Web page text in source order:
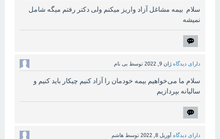
سلام بیمه مشاغل آزاد واریز میکنم ولی دکتر رفتم میگه شامل
نمیشه
دارای دیدگاه ژان 9, 2022 توسط بی نام
سلام ما می‌خواهیم بیمه خودمان را آزاد کنیم چیکار باید کنیم و
سالیانه بپردازیم
دارای دیدگاه آوریل 8, 2022 توسط هاشم